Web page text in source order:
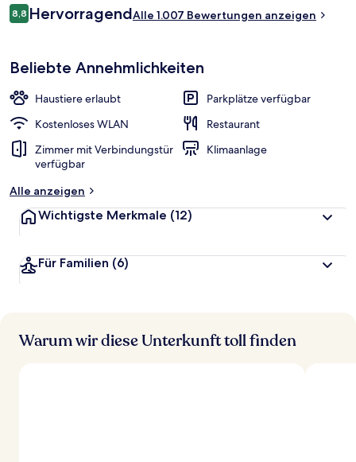
109 €.
Bewertungen
8,88,8 von 10.
HervorragendAlle 1.007 Bewertungen anzeigen
Beliebte Annehmlichkeiten
Haustiere erlaubt
Parkplätze verfügbar
Kostenloses WLAN
Restaurant
Zimmer mit Verbindungstür
verfügbar
Klimaanlage
Alle anzeigen
Wichtigste Merkmale (12)
Für Familien (6)
Warum wir diese Unterkunft toll finden